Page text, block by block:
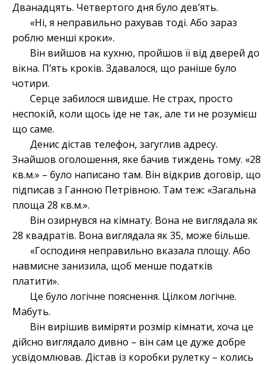
Дванадцять. Четвертого дня було дев’ять.
«Ні, я неправильно рахував тоді. Або зараз
роблю менші кроки».
Він вийшов на кухню, пройшов її від дверей до
вікна. П’ять кроків. Здавалося, що раніше було
чотири.
Серце забилося швидше. Не страх, просто
неспокій, коли щось іде не так, але ти не розумієш
що саме.
Денис дістав телефон, загуглив адресу.
Знайшов оголошення, яке бачив тиждень тому. «28
кв.м.» – було написано там. Він відкрив договір, що
підписав з Ганною Петрівною. Там теж: «Загальна
площа 28 кв.м.».
Він озирнувся на кімнату. Вона не виглядала як
28 квадратів. Вона виглядала як 35, може більше.
«Господиня неправильно вказала площу. Або
навмисне занизила, щоб менше податків
платити».
Це було логічне пояснення. Цілком логічне.
Мабуть.
Він вирішив виміряти розмір кімнати, хоча це
дійсно виглядало дивно – він сам це дуже добре
усвідомлював. Дістав із коробки рулетку – колись